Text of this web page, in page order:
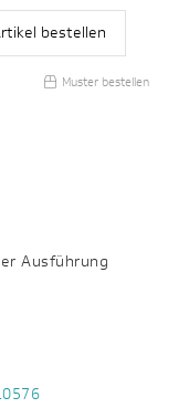
bestellen
Muster bestellen
Ausführung